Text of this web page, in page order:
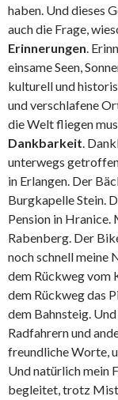
haben. Und dieses
auch die Frage,
Erinnerungen.
einsame Seen,
kulturell und
und verschlafene
die Welt fliegen
Dankbarkeit.
unterwegs
in Erlangen. Der
Burgkapelle Stein.
Pension in
Rabenberg. Der
noch schnell meine
dem Rückweg vom
dem Rückweg das
dem Bahnsteig.
Radfahrern und
freundliche Worte,
Und natürlich mein
begleitet, trotz